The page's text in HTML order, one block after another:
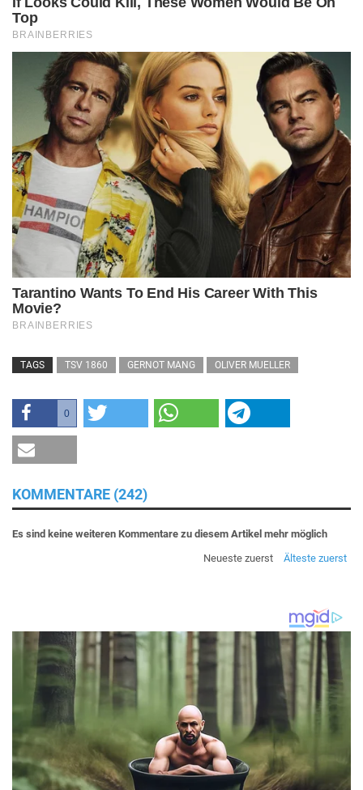
TAGS TSV 1860 GERNOT MANG OLIVER MUELLER
0
KOMMENTARE (242)
Es sind keine weiteren Kommentare zu diesem Artikel mehr möglich
Neueste zuerst
Älteste zuerst